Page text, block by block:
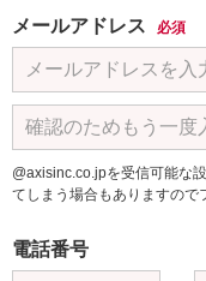
メールアドレス 必須
@axisinc.co.jpを受信可能な
てしまう場合もありますので
電話番号